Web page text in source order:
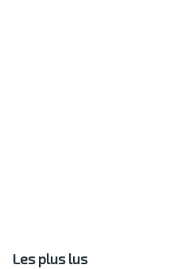
Les plus lus